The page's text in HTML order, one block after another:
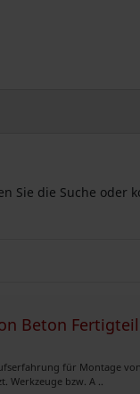
Sie die Suche oder
Beton
für Montage
bzw. A ..